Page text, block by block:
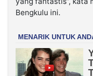
Bengkulu ini.